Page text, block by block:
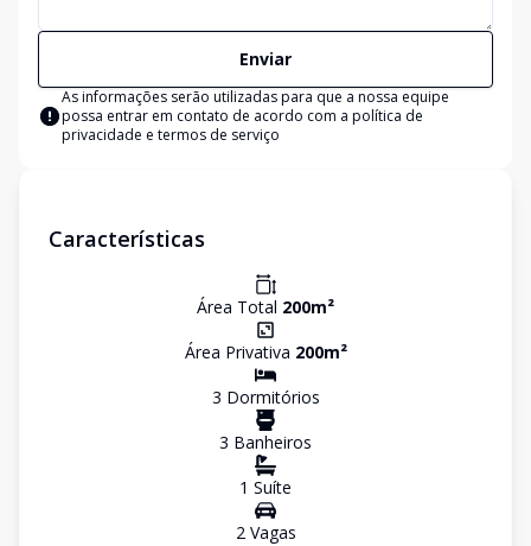
Enviar
As informações serão utilizadas para que a nossa equipe
possa entrar em contato de acordo com a política de
privacidade e termos de serviço
Características
Área Total 200m²
Área Privativa 200m²
3 Dormitórios
3 Banheiros
1 Suíte
2Vagas